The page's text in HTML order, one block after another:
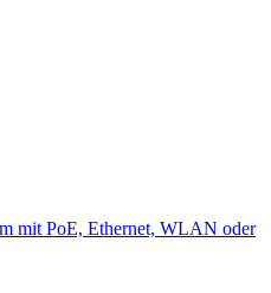
mit PoE, Ethernet, WLAN oder